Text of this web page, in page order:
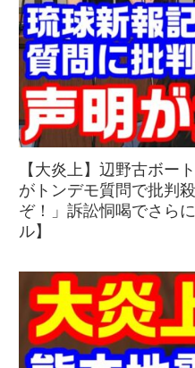
【大炎上】辺野古ボー
がトンデモ質問で批判
ぞ！」訴訟恫喝でさら
ル】